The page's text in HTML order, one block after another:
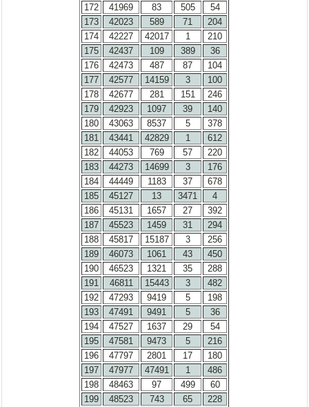
172
41969 83 505
54
173
42023 589 71
204
174
42227 42017 1
210
175
42437 109 389
36
176
42473 487 87
104
177
42577 14159 3
100
178
42677 281 151
246
179
42923 1097 39
140
180
43063 8537 5
378
181
43441 42829 1
612
182
44053 769 57
220
183
44273 14699 3
176
184
44449 1183 37
678
185
45127 13 3471
4
186
45131 1657 27
392
187
45523 1459 31
294
188
45817 15187 3
256
189
46073 1061 43
450
190
46523 1321 35
288
191
46811 15443 3
482
192
47293 9419 5
198
193
47491 9491 5
36
194
47527 1637 29
54
195
47581 9473 5
216
196
47797 2801 17
180
197
47977 47491 1
486
198
48463 97 499
60
199
48523 743 65
228